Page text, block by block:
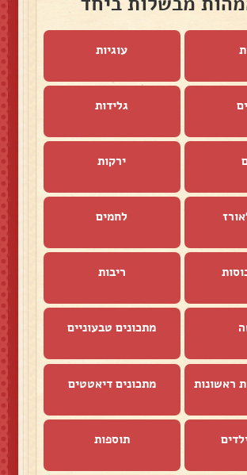
עוגיות
גלידות
ירקות
לחמים
ריבות
מתכונים טבעוניים
ראשונות מתכונים דיאטטים
תוספות